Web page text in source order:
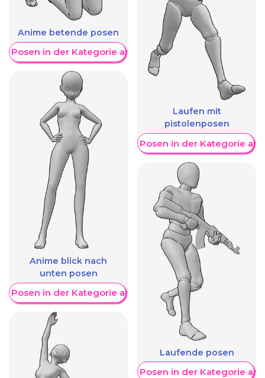
Anime betende posen
Posen in der Kategorie anzeigen
Anime blick nach
unten posen
Posen in der Kategorie anzeigen
Laufen mit
pistolenposen
Weitere Posen in der Kategorie
Laufende posen
Weitere Posen in der Kategorie